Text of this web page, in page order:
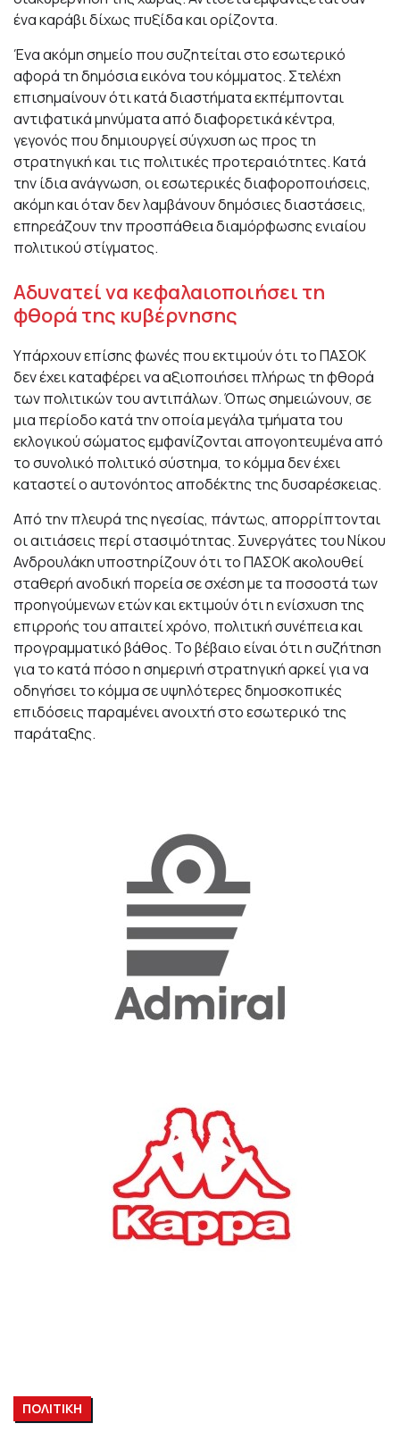
ένα καράβι δίχως πυξίδα και ορίζοντα.
Ένα ακόμη σημείο που συζητείται στο εσωτερικό
αφορά τη δημόσια εικόνα του κόμματος. Στελέχη
επισημαίνουν ότι κατά διαστήματα εκπέμπονται
αντιφατικά μηνύματα από διαφορετικά κέντρα,
γεγονός που δημιουργεί σύγχυση ως προς τη
στρατηγική και τις πολιτικές προτεραιότητες. Κατά
την ίδια ανάγνωση, οι εσωτερικές διαφοροποιήσεις,
ακόμη και όταν δεν λαμβάνουν δημόσιες διαστάσεις,
επηρεάζουν την προσπάθεια διαμόρφωσης ενιαίου
πολιτικού στίγματος.
Αδυνατεί να κεφαλαιοποιήσει τη
φθορά της κυβέρνησης
Υπάρχουν επίσης φωνές που εκτιμούν ότι το ΠΑΣΟΚ
δεν έχει καταφέρει να αξιοποιήσει πλήρως τη φθορά
των πολιτικών του αντιπάλων. Όπως σημειώνουν, σε
μια περίοδο κατά την οποία μεγάλα τμήματα του
εκλογικού σώματος εμφανίζονται απογοητευμένα από
το συνολικό πολιτικό σύστημα, το κόμμα δεν έχει
καταστεί ο αυτονόητος αποδέκτης της δυσαρέσκειας.
Από την πλευρά της ηγεσίας, πάντως, απορρίπτονται
οι αιτιάσεις περί στασιμότητας. Συνεργάτες του Νίκου
Ανδρουλάκη υποστηρίζουν ότι το ΠΑΣΟΚ ακολουθεί
σταθερή ανοδική πορεία σε σχέση με τα ποσοστά των
προηγούμενων ετών και εκτιμούν ότι η ενίσχυση της
επιρροής του απαιτεί χρόνο, πολιτική συνέπεια και
προγραμματικό βάθος. Το βέβαιο είναι ότι η συζήτηση
για το κατά πόσο η σημερινή στρατηγική αρκεί για να
οδηγήσει το κόμμα σε υψηλότερες δημοσκοπικές
επιδόσεις παραμένει ανοιχτή στο εσωτερικό της
παράταξης.
ΠΟΛΙΤΙΚΗ